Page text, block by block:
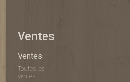
Ventes
Ventes
Toutes les
ventes